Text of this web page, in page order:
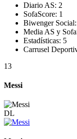
Diario AS: 2
SofaScore: 1
Biwenger Social:
Media AS y
Estadísticas: 5
Carrusel
13
Messi
DL